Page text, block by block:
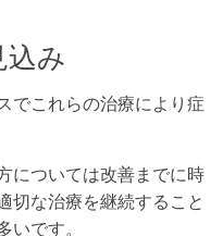
み
でこれらの治療により症
については改善までに時
切な治療を継続すること
です。